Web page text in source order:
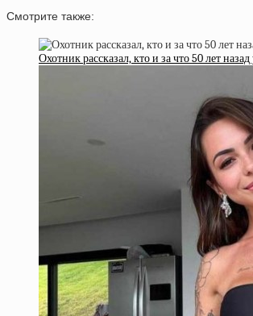
Смотрите также:
Охотник рассказал, кто и за что 50 лет